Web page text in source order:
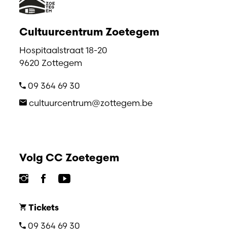
Cultuurcentrum Zoetegem
Hospitaalstraat 18-20
9620 Zottegem
09 364 69 30
cultuurcentrum@zottegem.be
Volg CC Zoetegem
Tickets
09 364 69 30